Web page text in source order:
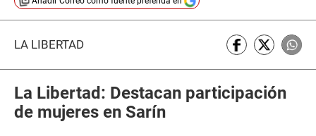
LA LIBERTAD
La Libertad: Destacan participación
de mujeres en Sarín